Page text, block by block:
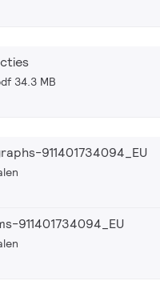
34.3 MB
911401734094_EU
911401734094_EU